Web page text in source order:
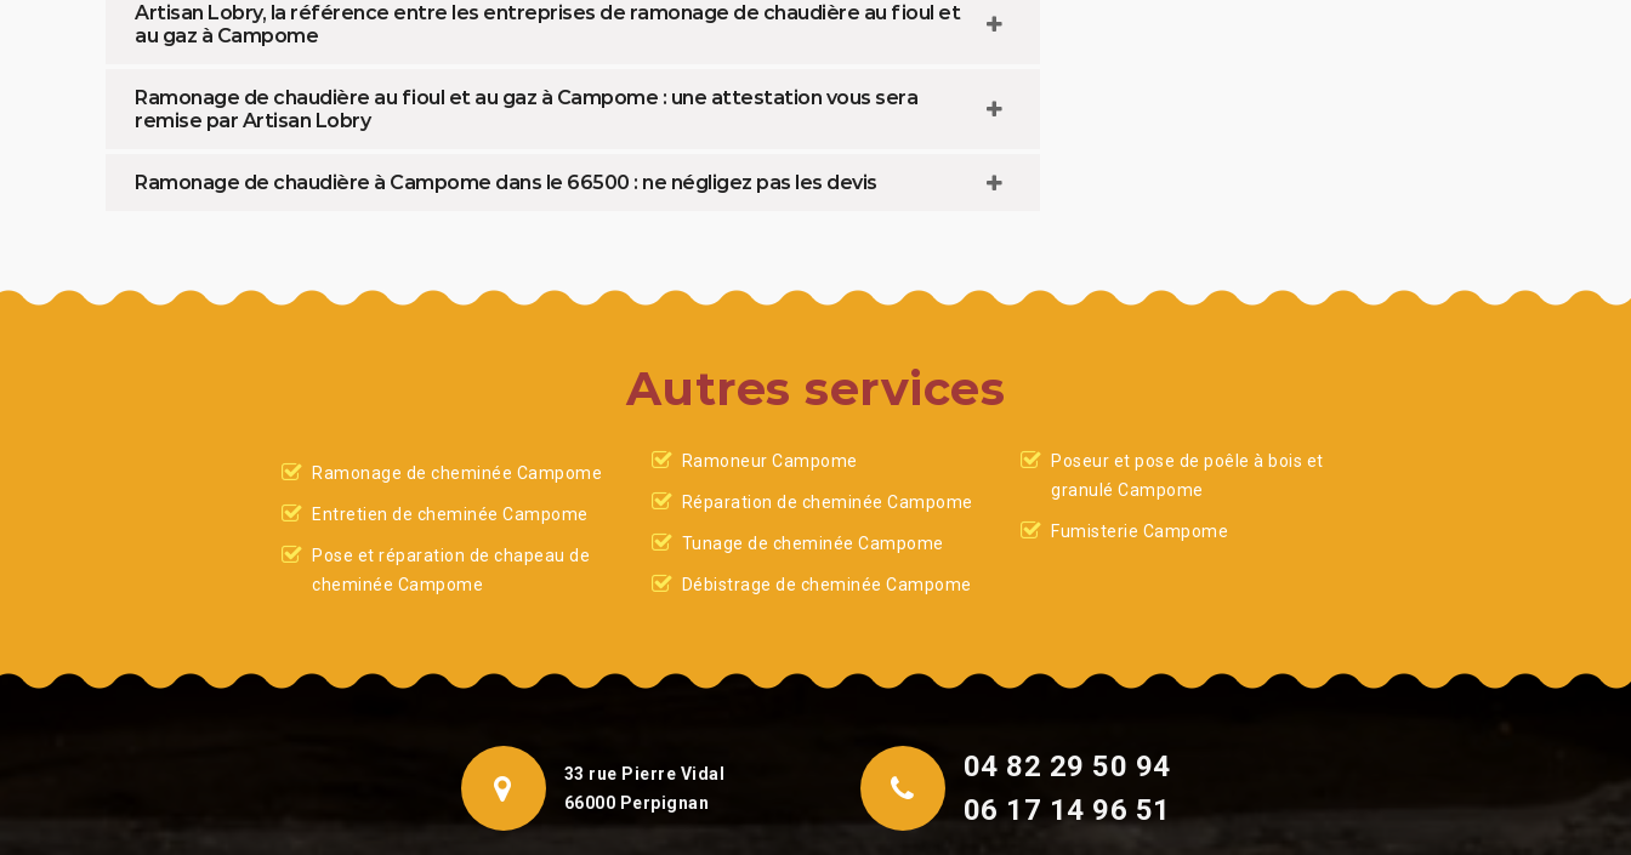
Artisan Lobry, la référence entre les entreprises de ramonage de chaudière au fioul et
au gaz à Campome
Ramonage de chaudière au fioul et au gaz à Campome : une attestation vous sera
remise par Artisan Lobry
Ramonage de chaudière à Campome dans le 66500 : ne négligez pas les devis
Autres services
Ramonage de cheminée Campome
Entretien de cheminée Campome
Pose et réparation de chapeau de
cheminée Campome
Ramoneur Campome
Réparation de cheminée Campome
Tunage de cheminée Campome
Débistrage de cheminée Campome
Poseur et pose de poêle à bois et
granulé Campome
Fumisterie Campome
33 rue Pierre Vidal
66000 Perpignan
04 82 29 50 94
06 17 14 96 51